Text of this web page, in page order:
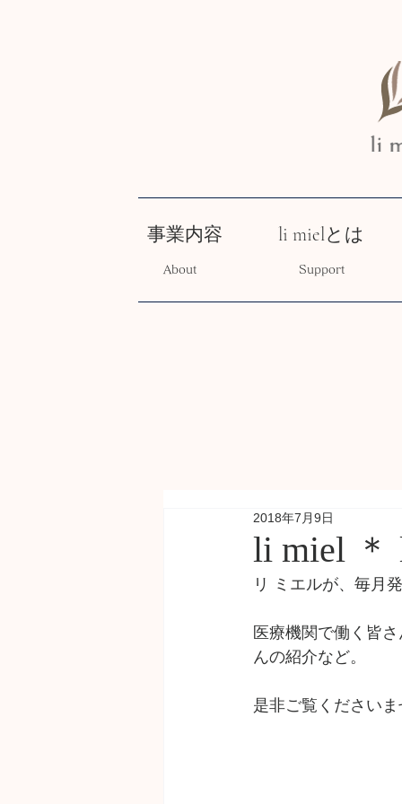
事業内容 li mielとは
About Support
li miel ＊
2018年7月9日
リ ミエルが、毎月
医療機関で働く皆
んの紹介など。
是非ご覧ください